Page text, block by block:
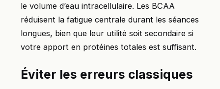
le volume d’eau intracellulaire. Les BCAA
réduisent la fatigue centrale durant les séances
longues, bien que leur utilité soit secondaire si
votre apport en protéines totales est suffisant.
Éviter les erreurs classiques